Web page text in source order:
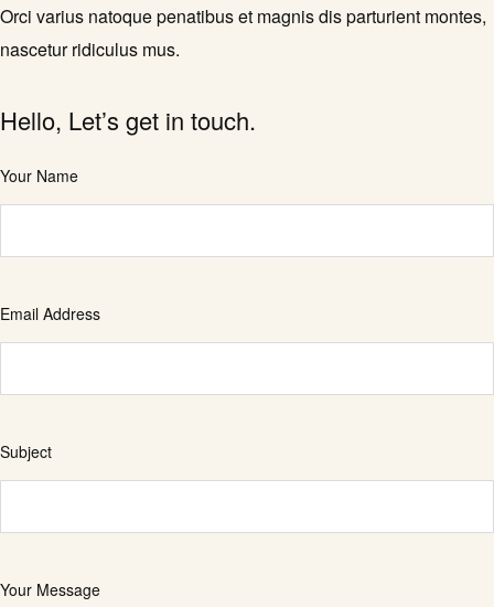
Orci varius natoque penatibus et magnis dis parturient montes,
nascetur ridiculus mus.
Hello, Let’s get in touch.
Your Name
Email Address
Subject
Your Message